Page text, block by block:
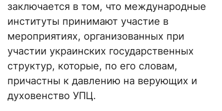
заключается в том, что международные
институты принимают участие в
мероприятиях, организованных при
участии украинских государственных
структур, которые, по его словам,
причастны к давлению на верующих и
духовенство УПЦ.